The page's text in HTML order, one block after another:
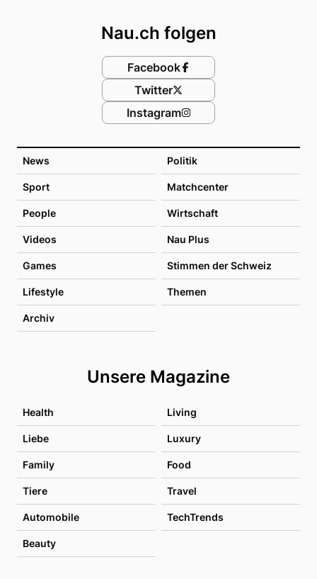
News Politik
Sport Matchcenter
People Wirtschaft
Videos Nau Plus
Games Stimmen der Schweiz
Lifestyle Themen
Archiv
Unsere Magazine
Health Living
Liebe Luxury
Family Food
Tiere Travel
Automobile TechTrends
Beauty
Nau.ch folgen
Facebook
Twitter
Instagram